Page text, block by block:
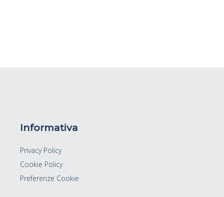
Informativa
Privacy Policy
Cookie Policy
Preferenze Cookie